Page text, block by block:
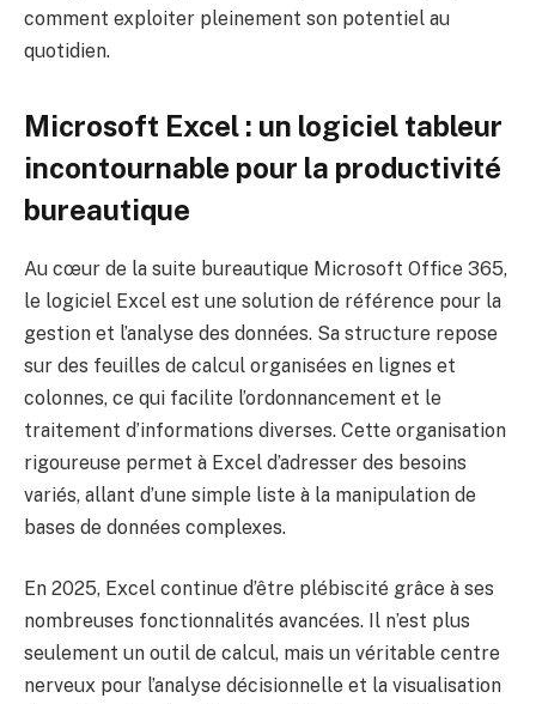
comment exploiter pleinement son potentiel au
quotidien.
Microsoft Excel : un logiciel tableur
incontournable pour la productivité
bureautique
Au cœur de la suite bureautique Microsoft Office 365,
le logiciel Excel est une solution de référence pour la
gestion et l’analyse des données. Sa structure repose
sur des feuilles de calcul organisées en lignes et
colonnes, ce qui facilite l’ordonnancement et le
traitement d’informations diverses. Cette organisation
rigoureuse permet à Excel d’adresser des besoins
variés, allant d’une simple liste à la manipulation de
bases de données complexes.
En 2025, Excel continue d’être plébiscité grâce à ses
nombreuses fonctionnalités avancées. Il n’est plus
seulement un outil de calcul, mais un véritable centre
nerveux pour l’analyse décisionnelle et la visualisation